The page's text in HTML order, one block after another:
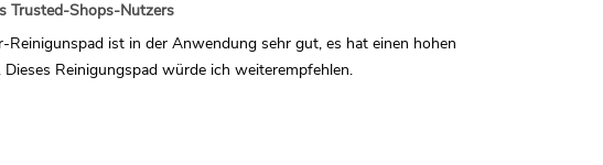
Trusted-Shops-Nutzers
Reinigunspad ist in der Anwendung sehr gut, es hat einen hohen
Dieses Reinigungspad würde ich weiterempfehlen.